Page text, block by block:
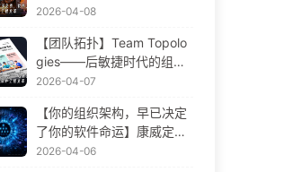
里 AI 时代软件工程变革——
2026-04-08
【团队拓扑】Team Topolo
gies——后敏捷时代的组织
设计方法论 AI 时代软件工程
2026-04-07
【你的组织架构，早已决定
了你的软件命运】康威定律
——被低估了 56 年的管理
2026-04-06